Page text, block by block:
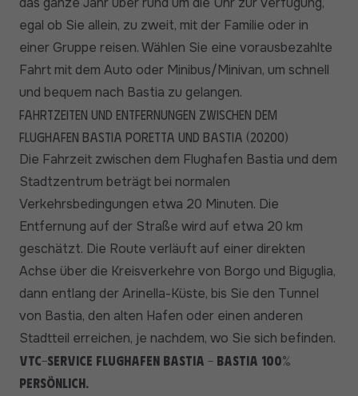
egal ob Sie allein, zu zweit, mit der Familie oder in
einer Gruppe reisen. Wählen Sie eine vorausbezahlte
Fahrt mit dem Auto oder Minibus/Minivan, um schnell
und bequem nach Bastia zu gelangen.
Fahrtzeiten und Entfernungen zwischen dem
Flughafen Bastia Poretta und Bastia (20200)
Die Fahrzeit zwischen dem Flughafen Bastia und dem
Stadtzentrum beträgt bei normalen
Verkehrsbedingungen etwa 20 Minuten. Die
Entfernung auf der Straße wird auf etwa 20 km
geschätzt. Die Route verläuft auf einer direkten
Achse über die Kreisverkehre von Borgo und Biguglia,
dann entlang der Arinella-Küste, bis Sie den Tunnel
von Bastia, den alten Hafen oder einen anderen
Stadtteil erreichen, je nachdem, wo Sie sich befinden.
VTC-Service Flughafen Bastia - Bastia 100%
persönlich.